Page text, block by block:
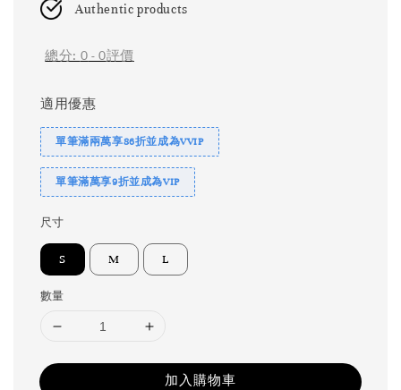
Authentic products
總分: 0 - 0評價
適用優惠
單筆滿兩萬享86折並成為VVIP
單筆滿萬享9折並成為VIP
尺寸
S M L
數量
加入購物車